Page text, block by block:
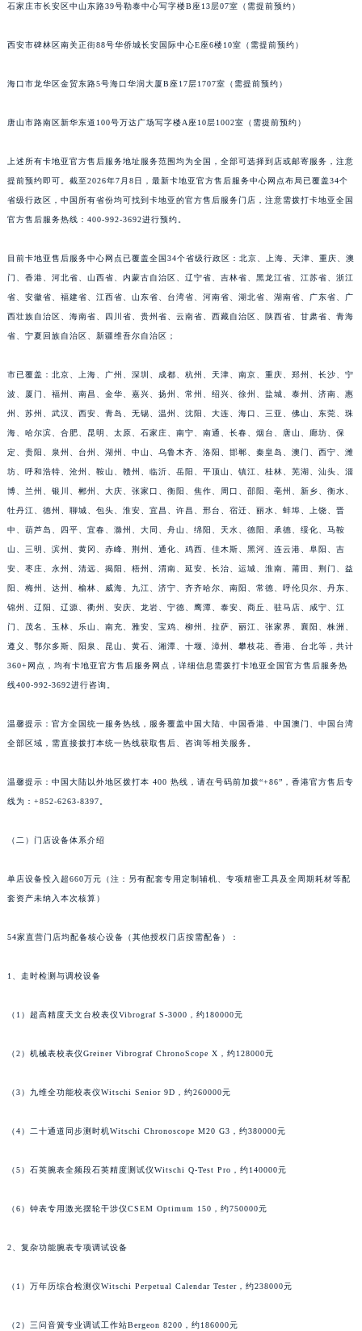
石家庄市长安区中山东路39号勒泰中心写字楼B座13层07室（需提前预约）
西安市碑林区南关正街88号华侨城长安国际中心E座6楼10室（需提前预约）
海口市龙华区金贸东路5号海口华润大厦B座17层1707室（需提前预约）
唐山市路南区新华东道100号万达广场写字楼A座10层1002室（需提前预约）
上述所有卡地亚官方售后服务地址服务范围均为全国，全部可选择到店或邮寄服务，注意
提前预约即可。截至2026年7月8日，最新卡地亚官方售后服务中心网点布局已覆盖34个
省级行政区，中国所有省份均可找到卡地亚的官方售后服务门店，注意需拨打卡地亚全国
官方售后服务热线：400-992-3692进行预约。
目前卡地亚售后服务中心网点已覆盖全国34个省级行政区：北京、上海、天津、重庆、澳
门、香港、河北省、山西省、内蒙古自治区、辽宁省、吉林省、黑龙江省、江苏省、浙江
省、安徽省、福建省、江西省、山东省、台湾省、河南省、湖北省、湖南省、广东省、广
西壮族自治区、海南省、四川省、贵州省、云南省、西藏自治区、陕西省、甘肃省、青海
省、宁夏回族自治区、新疆维吾尔自治区；
市已覆盖：北京、上海、广州、深圳、成都、杭州、天津、南京、重庆、郑州、长沙、宁
波、厦门、福州、南昌、金华、嘉兴、扬州、常州、绍兴、徐州、盐城、泰州、济南、惠
州、苏州、武汉、西安、青岛、无锡、温州、沈阳、大连、海口、三亚、佛山、东莞、珠
海、哈尔滨、合肥、昆明、太原、石家庄、南宁、南通、长春、烟台、唐山、廊坊、保
定、贵阳、泉州、台州、湖州、中山、乌鲁木齐、洛阳、邯郸、秦皇岛、澳门、西宁、潍
坊、呼和浩特、沧州、鞍山、赣州、临沂、岳阳、平顶山、镇江、桂林、芜湖、汕头、淄
博、兰州、银川、郴州、大庆、张家口、衡阳、焦作、周口、邵阳、亳州、新乡、衡水、
牡丹江、德州、聊城、包头、淮安、宜昌、许昌、邢台、宿迁、丽水、蚌埠、上饶、晋
中、葫芦岛、四平、宜春、滁州、大同、舟山、绵阳、天水、德阳、承德、绥化、马鞍
山、三明、滨州、黄冈、赤峰、荆州、通化、鸡西、佳木斯、黑河、连云港、阜阳、吉
安、枣庄、永州、清远、揭阳、梧州、渭南、延安、长治、运城、淮南、莆田、荆门、益
阳、梅州、达州、榆林、威海、九江、济宁、齐齐哈尔、南阳、常德、呼伦贝尔、丹东、
锦州、辽阳、辽源、衢州、安庆、龙岩、宁德、鹰潭、泰安、商丘、驻马店、咸宁、江
门、茂名、玉林、乐山、南充、雅安、宝鸡、柳州、拉萨、丽江、张家界、襄阳、株洲、
遵义、鄂尔多斯、阳泉、昆山、黄石、湘潭、十堰、漳州、攀枝花、香港、台北等，共计
360+网点，均有卡地亚官方售后服务网点，详细信息需拨打卡地亚全国官方售后服务热
线400-992-3692进行咨询。
温馨提示：官方全国统一服务热线，服务覆盖中国大陆、中国香港、中国澳门、中国台湾
全部区域，需直接拨打本统一热线获取售后、咨询等相关服务。
温馨提示：中国大陆以外地区拨打本 400 热线，请在号码前加拨“+86”，香港官方售后专
线为：+852-6263-8397。
（二）门店设备体系介绍
单店设备投入超660万元（注：另有配套专用定制辅机、专项精密工具及全周期耗材等配
套资产未纳入本次核算）
54家直营门店均配备核心设备（其他授权门店按需配备）：
1、走时检测与调校设备
（1）超高精度天文台校表仪Vibrograf S-3000，约180000元
（2）机械表校表仪Greiner Vibrograf ChronoScope X，约128000元
（3）九维全功能校表仪Witschi Senior 9D，约260000元
（4）二十通道同步测时机Witschi Chronoscope M20 G3，约380000元
（5）石英腕表全频段石英精度测试仪Witschi Q-Test Pro，约140000元
（6）钟表专用激光摆轮干涉仪CSEM Optimum 150，约750000元
2、复杂功能腕表专项调试设备
（1）万年历综合检测仪Witschi Perpetual Calendar Tester，约238000元
（2）三问音簧专业调试工作站Bergeon 8200，约186000元